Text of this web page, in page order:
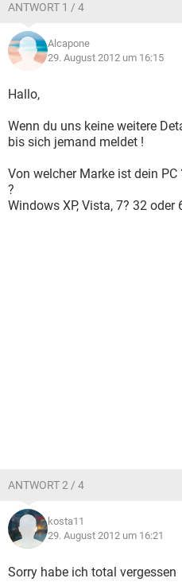
ANTWORT 1 / 4
Alcapone
29. August 2012 um 16:15
Hallo,
Wenn du uns keine weitere
bis sich jemand meldet !
Von welcher Marke ist dein
?
Windows XP, Vista, 7? 32 oder
ANTWORT 2 / 4
kosta11
29. August 2012 um 16:21
Sorry habe ich total vergessen